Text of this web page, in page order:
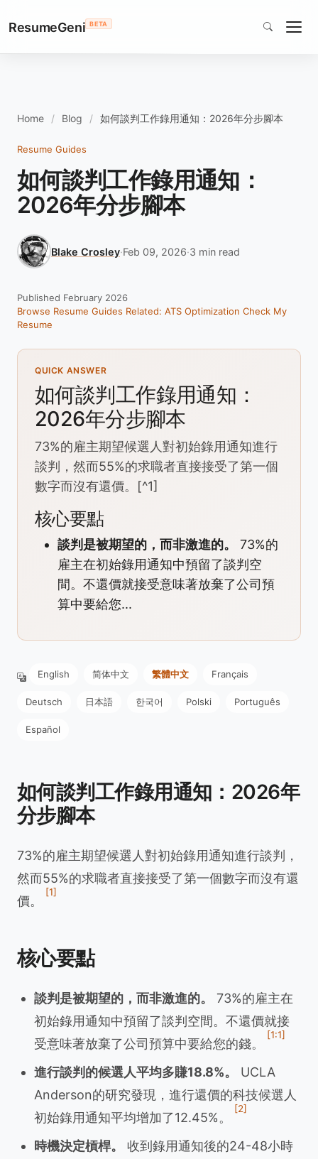
ResumeGeni BETA
Home Blog 如何談判工作錄用通知：2026年分步腳本
Resume Guides
如何談判工作錄用通知：
2026年分步腳本
Blake Crosley·Feb 09, 2026·3 min read
Published February 2026
Browse Resume Guides Related: ATS Optimization Check My
Resume
QUICK ANSWER
如何談判工作錄用通知：
2026年分步腳本
73%的雇主期望候選人對初始錄用通知進行
談判，然而55%的求職者直接接受了第一個
數字而沒有還價。[^1]
核心要點
談判是被期望的，而非激進的。
73%的
雇主在初始錄用通知中預留了談判空
間。不還價就接受意味著放棄了公司預
算中要給您...
English 简体中文 繁體中文 Français
Deutsch 日本語 한국어 Polski Português
Español
如何談判工作錄用通知：2026年
分步腳本
73%的雇主期望候選人對初始錄用通知進行談判，
然而55%的求職者直接接受了第一個數字而沒有還
價。
[1]
核心要點
談判是被期望的，而非激進的。
73%的雇主在
初始錄用通知中預留了談判空間。不還價就接
受意味著放棄了公司預算中要給您的錢。
[1:1]
進行談判的候選人平均多賺18.8%。
UCLA
Anderson的研究發現，進行還價的科技候選人
初始錄用通知平均增加了12.45%。
[2]
時機決定槓桿。
收到錄用通知後的24-48小時